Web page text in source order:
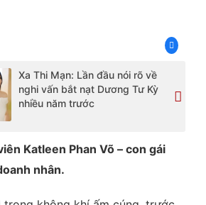
Xa Thi Mạn: Lần đầu nói rõ về
nghi vấn bắt nạt Dương Tư Kỳ
nhiều năm trước
Katleen Phan Võ – con gái
nhân.